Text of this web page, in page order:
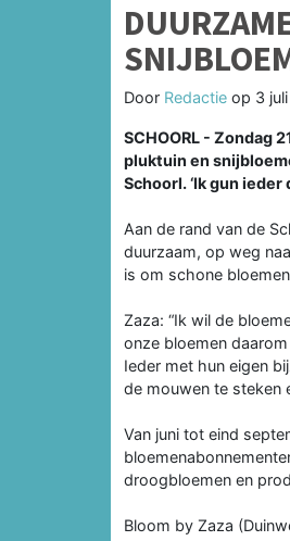
Door Redactie op 3
SCHOORL - Zondag
pluktuin en
Schoorl. ‘Ik gun
Aan de rand van de
duurzaam, op weg
is om schone
Zaza: “Ik wil de
onze bloemen
Ieder met hun eigen
de mouwen te steken
Van juni tot eind
droogbloemen en
Bloom by Zaza